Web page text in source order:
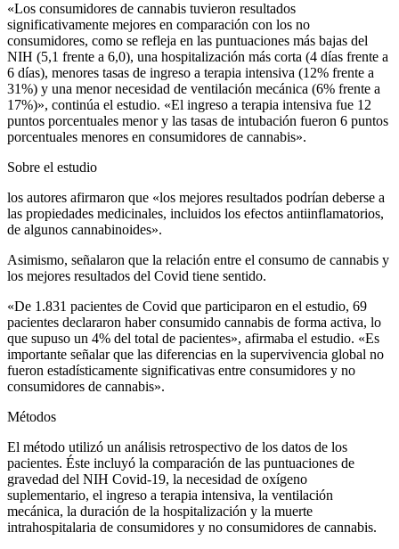
«Los consumidores de cannabis tuvieron resultados
significativamente mejores en comparación con los no
consumidores, como se refleja en las puntuaciones más bajas del
NIH (5,1 frente a 6,0), una hospitalización más corta (4 días frente a
6 días), menores tasas de ingreso a terapia intensiva (12% frente a
31%) y una menor necesidad de ventilación mecánica (6% frente a
17%)», continúa el estudio. «El ingreso a terapia intensiva fue 12
puntos porcentuales menor y las tasas de intubación fueron 6 puntos
porcentuales menores en consumidores de cannabis».
Sobre el estudio
los autores afirmaron que «los mejores resultados podrían deberse a
las propiedades medicinales, incluidos los efectos antiinflamatorios,
de algunos cannabinoides».
Asimismo, señalaron que la relación entre el consumo de cannabis y
los mejores resultados del Covid tiene sentido.
«De 1.831 pacientes de Covid que participaron en el estudio, 69
pacientes declararon haber consumido cannabis de forma activa, lo
que supuso un 4% del total de pacientes», afirmaba el estudio. «Es
importante señalar que las diferencias en la supervivencia global no
fueron estadísticamente significativas entre consumidores y no
consumidores de cannabis».
Métodos
El método utilizó un análisis retrospectivo de los datos de los
pacientes. Éste incluyó la comparación de las puntuaciones de
gravedad del NIH Covid-19, la necesidad de oxígeno
suplementario, el ingreso a terapia intensiva, la ventilación
mecánica, la duración de la hospitalización y la muerte
intrahospitalaria de consumidores y no consumidores de cannabis.